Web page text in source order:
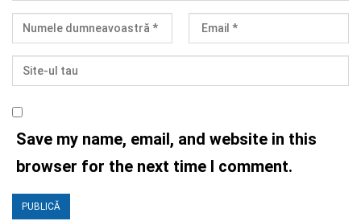
Save my name, email, and website in this
browser for the next time I comment.